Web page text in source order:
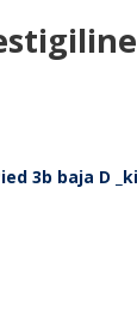
3b baja D